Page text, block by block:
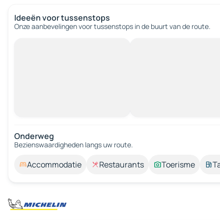
Ideeën voor tussenstops
Onze aanbevelingen voor tussenstops in de buurt van de route.
Onderweg
Bezienswaardigheden langs uw route.
Accommodatie Restaurants Toerisme